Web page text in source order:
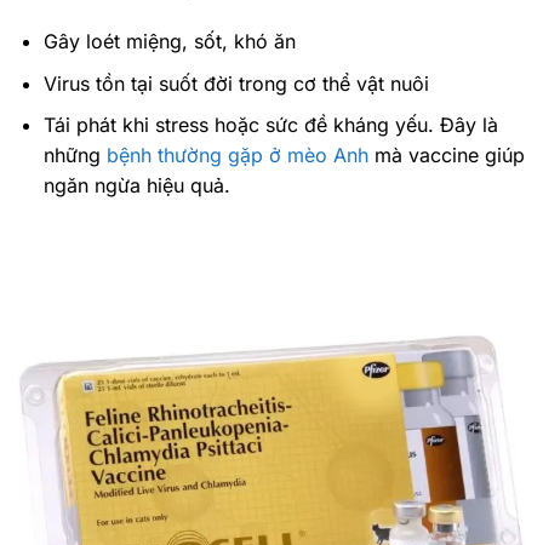
Gây loét miệng, sốt, khó ăn
Virus tồn tại suốt đời trong cơ thể vật nuôi
Tái phát khi stress hoặc sức đề kháng yếu. Đây là
những bệnh thường gặp ở mèo Anhmà vaccine giúp
ngăn ngừa hiệu quả.